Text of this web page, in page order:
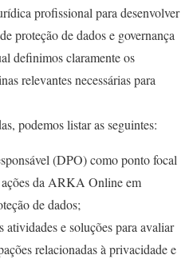
profissional para desenvolver
proteção de dados e governança
definimos claramente os
relevantes necessárias para
podemos listar as seguintes:
(DPO) como ponto focal
ações da ARKA Online em
de dados;
e soluções para avaliar
relacionadas à privacidade e